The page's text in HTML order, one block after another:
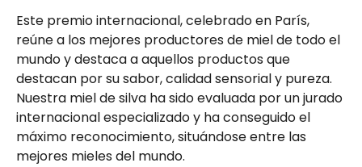
Este premio internacional, celebrado en París,
reúne a los mejores productores de miel de todo el
mundo y destaca a aquellos productos que
destacan por su sabor, calidad sensorial y pureza.
Nuestra miel de silva ha sido evaluada por un jurado
internacional especializado y ha conseguido el
máximo reconocimiento, situándose entre las
mejores mieles del mundo.